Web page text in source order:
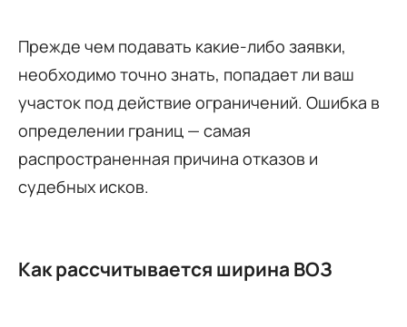
Прежде чем подавать какие-либо заявки,
необходимо точно знать, попадает ли ваш
участок под действие ограничений. Ошибка в
определении границ — самая
распространенная причина отказов и
судебных исков.
Как рассчитывается ширина ВОЗ